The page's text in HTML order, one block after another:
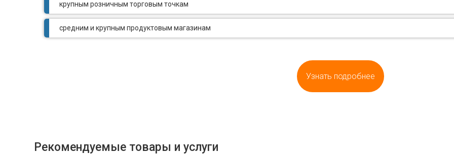
крупным розничным торговым точкам
средним и крупным продуктовым магазинам
Узнать подробнее
Рекомендуемые товары и услуги